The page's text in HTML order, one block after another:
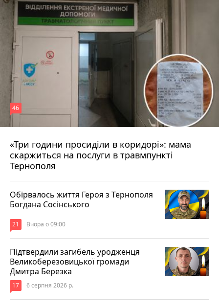
«Три години просиділи в коридорі»: мама
скаржиться на послуги в травмпункті
Тернополя
46
Вчора о 13:05
Обірвалось життя Героя з Тернополя
Богдана Сосінського
21 Вчора о 09:00
Підтвердили загибель уродженця
Великоберезовицької громади
Дмитра Березка
17 6 серпня 2026 р.